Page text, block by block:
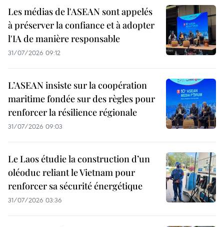
Les médias de l'ASEAN sont appelés
à préserver la confiance et à adopter
l'IA de manière responsable
31/07/2026 09:12
L’ASEAN insiste sur la coopération
maritime fondée sur des règles pour
renforcer la résilience régionale
31/07/2026 09:03
Le Laos étudie la construction d’un
oléoduc reliant le Vietnam pour
renforcer sa sécurité énergétique
31/07/2026 03:36